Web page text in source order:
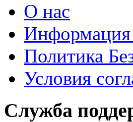
О нас
Информация
Политика
Условия
Служба